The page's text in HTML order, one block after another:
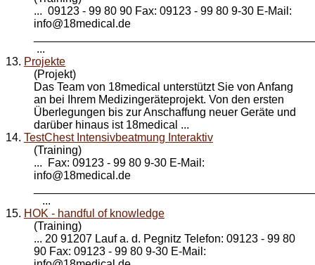
... 09123 - 99 80 90 Fax: 09123 - 99 80 9-30 E-Mail:
info@18medical .de
...
13. Projekte
(Projekt)
Das Team von 18medical unterstützt Sie von Anfang
an bei Ihrem Medizingeräteprojekt. Von den ersten
Überlegungen bis zur Anschaffung neuer Geräte und
darüber hinaus ist 18medical ...
14. TestChest Intensivbeatmung Interaktiv
(Training)
... Fax: 09123 - 99 80 9-30 E-Mail:
info@18medical .de
...
15. HOK - handful of knowledge
(Training)
... 20 91207 Lauf a. d. Pegnitz Telefon: 09123 - 99 80
90 Fax: 09123 - 99 80 9-30 E-Mail: